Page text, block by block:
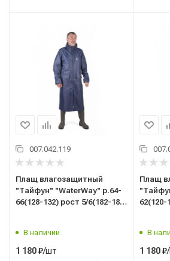
007.042.119
Плащ влагозащитный
"Тайфун" "WaterWay" р.64-
66(128-132) рост 5/6(182-188)
В наличии
1 180₽/шт
Плащ
62(120-
В
1 180₽